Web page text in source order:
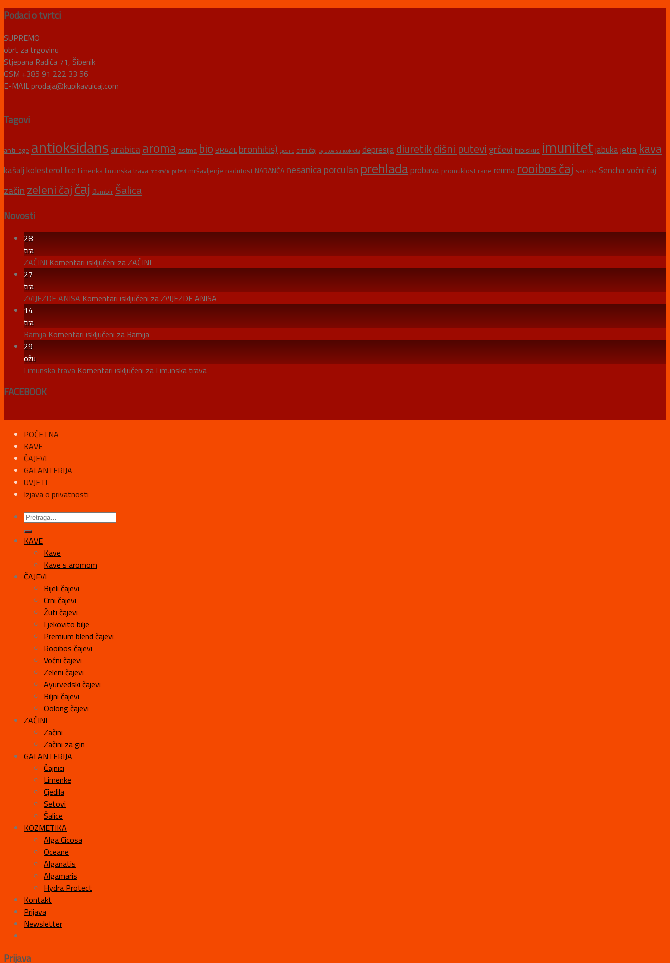
Podaci o tvrtci
SUPREMO
obrt za trgovinu
Stjepana Radića 71, Šibenik
GSM +385 91 222 33 56
E-MAIL prodaja@kupikavuicaj.com
Tagovi
anti-age antioksidansarabicaaroma astma bio BRAZILbronhitis) cjedilo crni čaj cvjetovi suncokreta depresijadiuretikdišni putevi grčevi hibiskus imunitetjabukajetra kava
kašaljkolesterol lice Limenka limunska trava mokraćni putevi mršavljenje nadutost NARANČAnesanicaporculan prehladaprobava promuklost rane reuma rooibos čaj santos Senchavoćni čaj
začinzeleni čajčaj đumbir Šalica
Novosti
28
tra
ZAČINI Komentari isključeni za ZAČINI
27
tra
ZVIJEZDE ANISA Komentari isključeni za ZVIJEZDE ANISA
14
tra
Bamija Komentari isključeni za Bamija
29
ožu
Limunska trava Komentari isključeni za Limunska trava
FACEBOOK
POČETNA
KAVE
ČAJEVI
GALANTERIJA
UVJETI
Izjava o privatnosti
KAVE
Kave
Kave s aromom
ČAJEVI
Bijeli čajevi
Crni čajevi
Žuti čajevi
Ljekovito bilje
Premium blend čajevi
Rooibos čajevi
Voćni čajevi
Zeleni čajevi
Ayurvedski čajevi
Biljni čajevi
Oolong čajevi
ZAČINI
Začini
Začini za gin
GALANTERIJA
Čajnici
Limenke
Cjedila
Setovi
Šalice
KOZMETIKA
Alga Cicosa
Oceane
Alganatis
Algamaris
Hydra Protect
Kontakt
Prijava
Newsletter
Prijava